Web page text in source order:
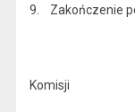
9. Zakończenie
Komisji
(-)